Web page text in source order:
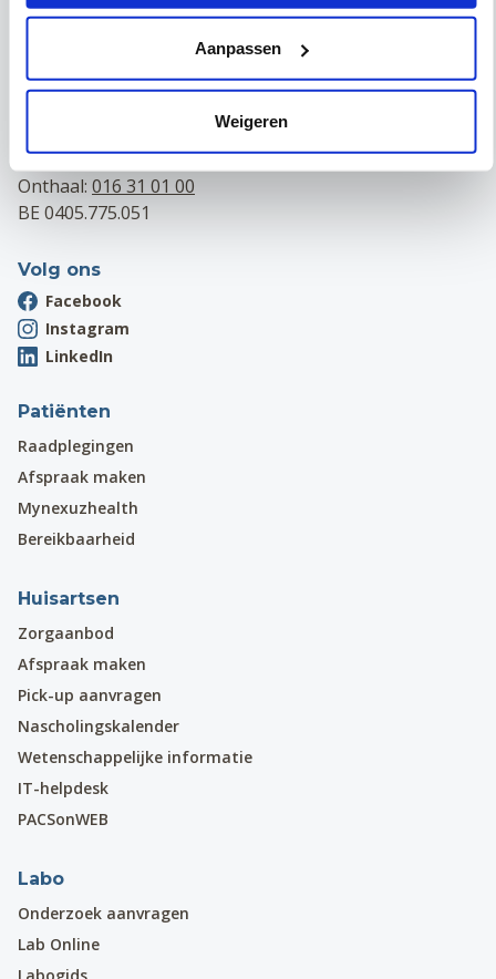
Aanpassen
Weigeren
3000 Leuven
1970 Wezembeek-Oppem
Onthaal: 016 31 01 00
BE 0405.775.051
Volg ons
Facebook
Instagram
LinkedIn
Patiënten
Raadplegingen
Afspraak maken
Mynexuzhealth
Bereikbaarheid
Huisartsen
Zorgaanbod
Afspraak maken
Pick-up aanvragen
Nascholingskalender
Wetenschappelijke informatie
IT-helpdesk
PACSonWEB
Labo
Onderzoek aanvragen
Lab Online